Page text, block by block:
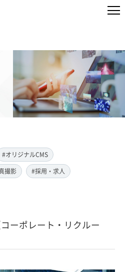
#オリジナルCMS
撮影 #採用・求人
ーポレート・リクルー